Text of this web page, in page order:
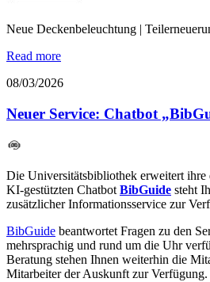
Neue Deckenbeleuchtung |
Read more
08/03/2026
Neuer Service: Chatbot
Die Universitätsbibliothek erweitert
KI-gestützten Chatbot BibGuide steht
zusätzlicher Informationsservice zur
BibGuide beantwortet Fragen zu den
mehrsprachig und rund um die Uhr
Beratung stehen Ihnen weiterhin die
Mitarbeiter der Auskunft zur Verfügung.